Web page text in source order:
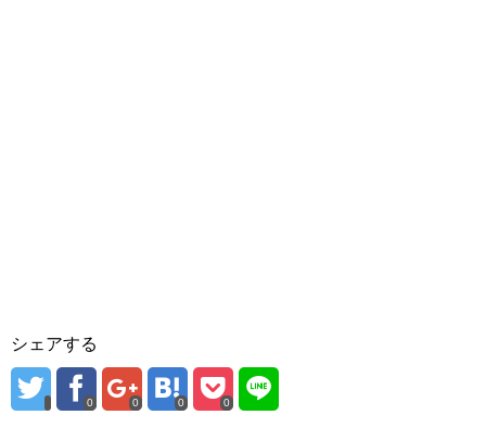
シェアする
0 0 0 0